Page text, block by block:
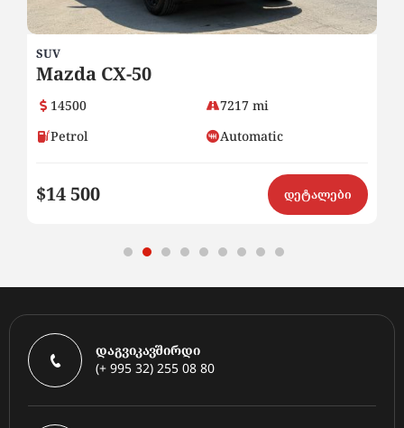
SUV
Mazda CX-50
14500
7217 mi
Petrol
Automatic
$14 500 დეტალები
დაგვიკავშირდი
(+ 995 32) 255 08 80